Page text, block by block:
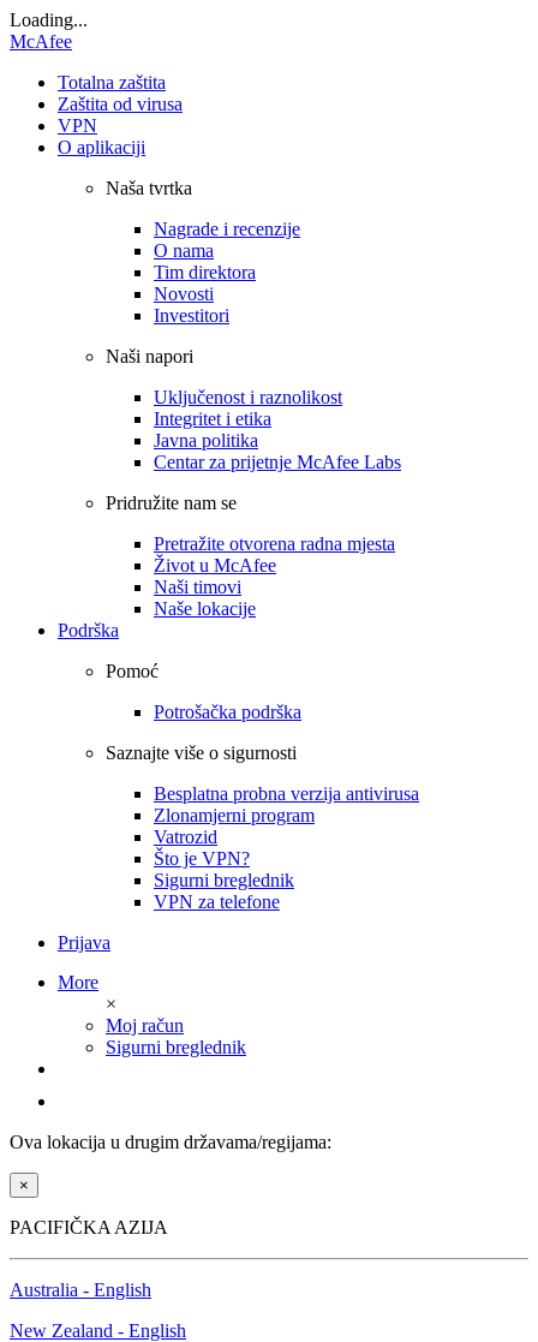
Loading...
McAfee
Totalna zaštita
Zaštita od virusa
VPN
O aplikaciji
Naša tvrtka
Nagrade i recenzije
O nama
Tim direktora
Novosti
Investitori
Naši napori
Uključenost i raznolikost
Integritet i etika
Javna politika
Centar za prijetnje McAfee Labs
Pridružite nam se
Pretražite otvorena radna mjesta
Život u McAfee
Naši timovi
Naše lokacije
Podrška
Pomoć
Potrošačka podrška
Saznajte više o sigurnosti
Besplatna probna verzija antivirusa
Zlonamjerni program
Vatrozid
Što je VPN?
Sigurni breglednik
VPN za telefone
Prijava
More
×
Moj račun
Sigurni breglednik
Ova lokacija u drugim državama/regijama:
×
PACIFIČKA AZIJA
Australia - English
New Zealand - English